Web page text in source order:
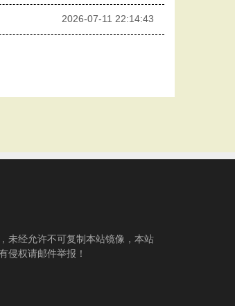
2026-07-11 22:14:43
未经允许不可复制本站镜像，本站
侵权请邮件举报！